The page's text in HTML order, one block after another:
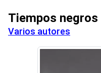
Tiempos negros
Varios autores